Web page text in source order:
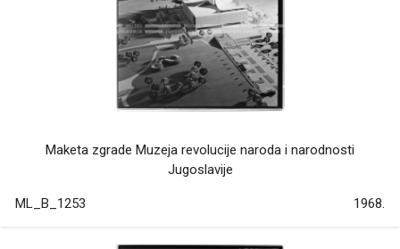
Maketa zgrade Muzeja revolucije naroda i narodnosti
Jugoslavije
ML_B_1253 1968.